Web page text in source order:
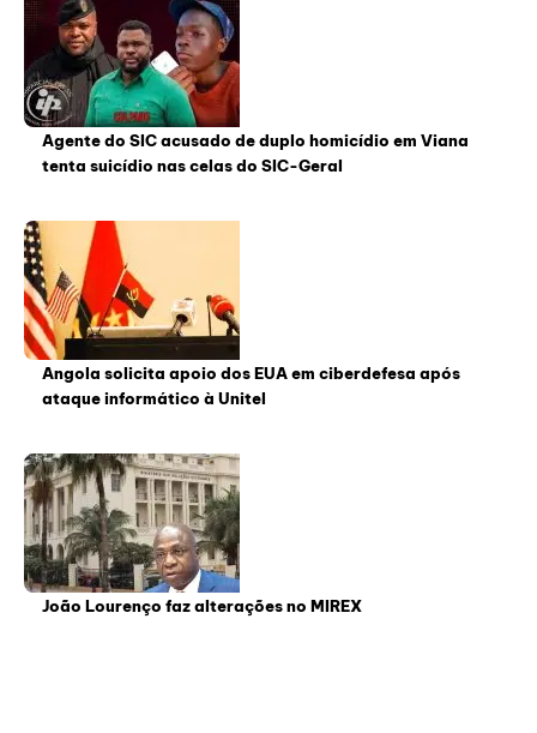
Agente do SIC acusado de duplo homicídio em Viana
tenta suicídio nas celas do SIC-Geral
Angola solicita apoio dos EUA em ciberdefesa após
ataque informático à Unitel
João Lourenço faz alterações no MIREX